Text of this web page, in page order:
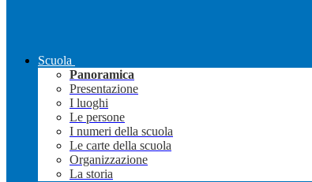
Scuola
Panoramica
Presentazione
I luoghi
Le persone
I numeri della scuola
Le carte della scuola
Organizzazione
La storia